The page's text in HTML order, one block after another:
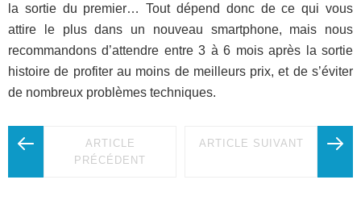
la sortie du premier… Tout dépend donc de ce qui vous
attire le plus dans un nouveau smartphone, mais nous
recommandons d’attendre entre 3 à 6 mois après la sortie
histoire de profiter au moins de meilleurs prix, et de s’éviter
de nombreux problèmes techniques.
ARTICLE
PRÉCÉDENT
ARTICLE SUIVANT